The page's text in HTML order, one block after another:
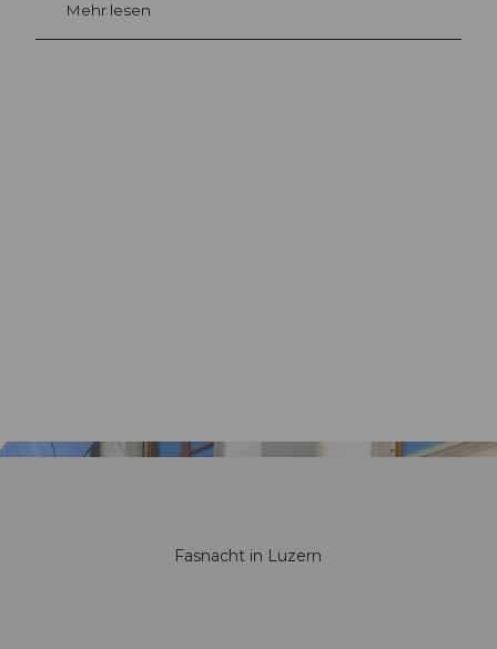
Mehr lesen
Fasnacht in Luzern